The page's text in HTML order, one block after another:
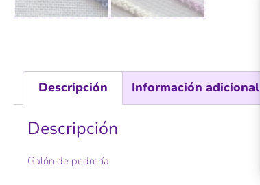
Descripción Información adicional
Descripción
Galón de pedrería